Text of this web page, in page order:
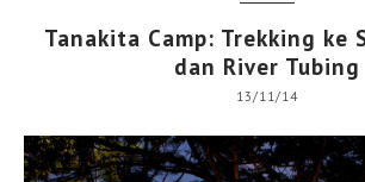
Tanakita Camp: Trekking ke
dan River Tubing
13/11/14